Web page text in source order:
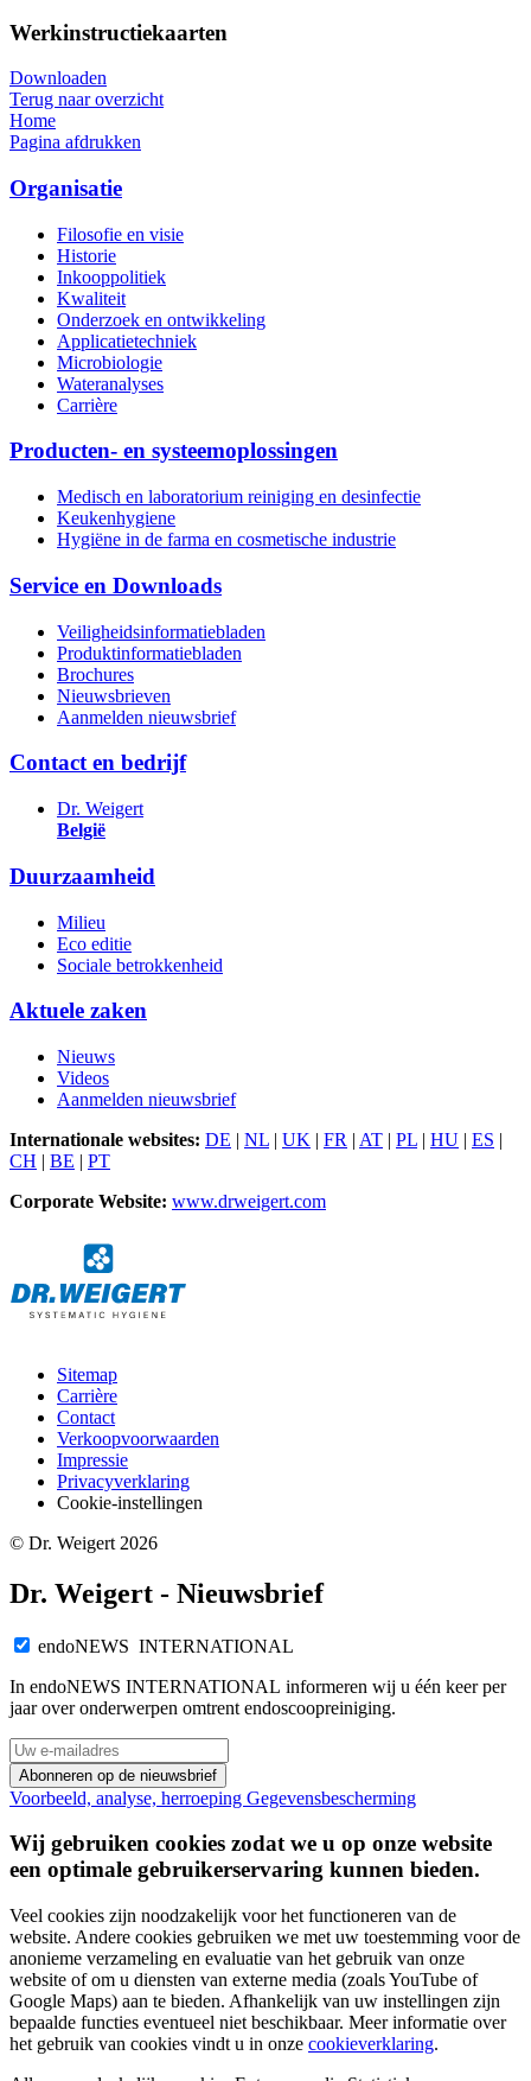
Werkinstructiekaarten
Downloaden
Terug naar overzicht
Home
Pagina afdrukken
Organisatie
Filosofie en visie
Historie
Inkooppolitiek
Kwaliteit
Onderzoek en ontwikkeling
Applicatietechniek
Microbiologie
Wateranalyses
Carrière
Producten- en systeemoplossingen
Medisch en laboratorium reiniging en desinfectie
Keukenhygiene
Hygiëne in de farma en cosmetische industrie
Service en Downloads
Veiligheidsinformatiebladen
Produktinformatiebladen
Brochures
Nieuwsbrieven
Aanmelden nieuwsbrief
Contact en bedrijf
Dr. Weigert
België
Duurzaamheid
Milieu
Eco editie
Sociale betrokkenheid
Aktuele zaken
Nieuws
Videos
Aanmelden nieuwsbrief
Internationale websites: DE | NL | UK | FR | AT | PL | HU | ES |
CH | BE | PT
Corporate Website: www.drweigert.com
Sitemap
Carrière
Contact
Verkoopvoorwaarden
Impressie
Privacyverklaring
Cookie-instellingen
© Dr. Weigert 2026
Dr. Weigert - Nieuwsbrief
endoNEWS INTERNATIONAL
In endoNEWS INTERNATIONAL informeren wij u één keer per
jaar over onderwerpen omtrent endoscoopreiniging.
Abonneren op de nieuwsbrief
Voorbeeld, analyse, herroeping Gegevensbescherming
Wij gebruiken cookies zodat we u op onze website
een optimale gebruikerservaring kunnen bieden.
Veel cookies zijn noodzakelijk voor het functioneren van de
website. Andere cookies gebruiken we met uw toestemming voor de
anonieme verzameling en evaluatie van het gebruik van onze
website of om u diensten van externe media (zoals YouTube of
Google Maps) aan te bieden. Afhankelijk van uw instellingen zijn
bepaalde functies eventueel niet beschikbaar. Meer informatie over
het gebruik van cookies vindt u in onze cookieverklaring.